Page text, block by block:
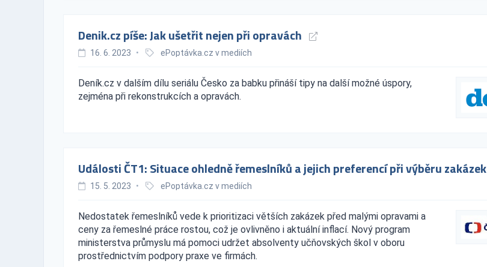
Denik.cz píše: Jak ušetřit nejen při opravách
16. 6. 2023 • ePoptávka.cz v mediích
Deník.cz v dalším dílu seriálu Česko za babku přináší tipy na další možné úspory,
zejména při rekonstrukcích a opravách.
Události ČT1: Situace ohledně řemeslníků a jejich preferencí při výběru zakázek
15. 5. 2023 • ePoptávka.cz v mediích
Nedostatek řemeslníků vede k prioritizaci větších zakázek před malými opravami a
ceny za řemeslné práce rostou, což je ovlivněno i aktuální inflací. Nový program
ministerstva průmyslu má pomoci udržet absolventy učňovských škol v oboru
prostřednictvím podpory praxe ve firmách.